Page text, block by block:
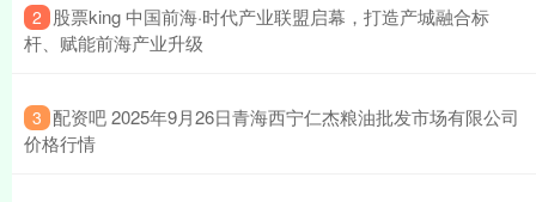
2 ​股票king 中国前海·时代产业联盟启幕，打造产城融合标
杆、赋能前海产业升级
3 ​配资吧 2025年9月26日青海西宁仁杰粮油批发市场有限公司
价格行情